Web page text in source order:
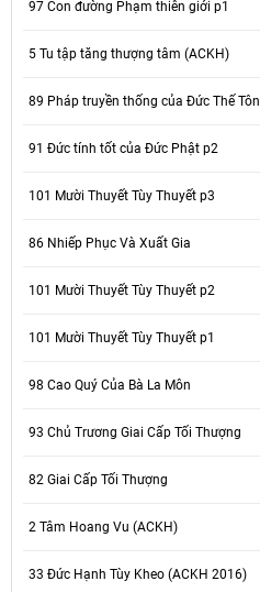
97 Con đường Phạm thiên giới p1
5 Tu tập tăng thượng tâm (ACKH)
89 Pháp truyền thống của Đức Thế Tôn
91 Đức tính tốt của Đức Phật p2
101 Mười Thuyết Tùy Thuyết p3
86 Nhiếp Phục Và Xuất Gia
101 Mười Thuyết Tùy Thuyết p2
101 Mười Thuyết Tùy Thuyết p1
98 Cao Quý Của Bà La Môn
93 Chủ Trương Giai Cấp Tối Thượng
82 Giai Cấp Tối Thượng
2 Tâm Hoang Vu (ACKH)
33 Đức Hạnh Tùy Kheo (ACKH 2016)